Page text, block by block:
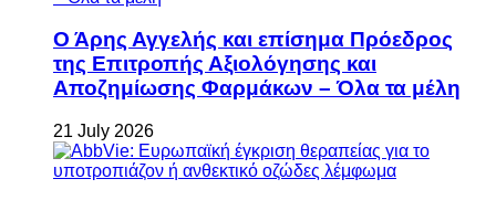
Ο Άρης Αγγελής και επίσημα Πρόεδρος
της Επιτροπής Αξιολόγησης και
Αποζημίωσης Φαρμάκων – Όλα τα μέλη
21 July 2026